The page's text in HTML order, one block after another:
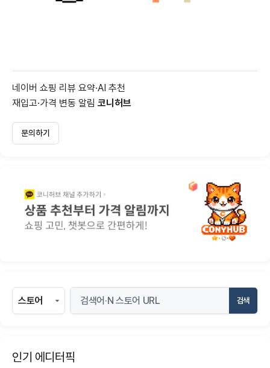
네이버 쇼핑 리뷰 요약·AI 추천
재입고·가격 변동 알림 코니허브
문의하기
검색
인기 에디터픽